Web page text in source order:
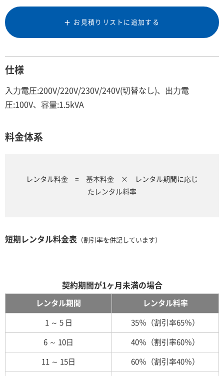
お見積りリストに追加する
仕様
入力電圧:200V/220V/230V/240V(切替なし)、出力電
圧:100V、容量:1.5kVA
料金体系
レンタル料金 = 基本料金 × レンタル期間に応じ
たレンタル料率
短期レンタル料金表 （割引率を併記しています）
契約期間が1ヶ月未満の場合
レンタル期間 レンタル料率
1 ～ 5 日 35％（割引率65％）
6 ～ 10日 40％（割引率60％）
11 ～ 15日 60％（割引率40％）